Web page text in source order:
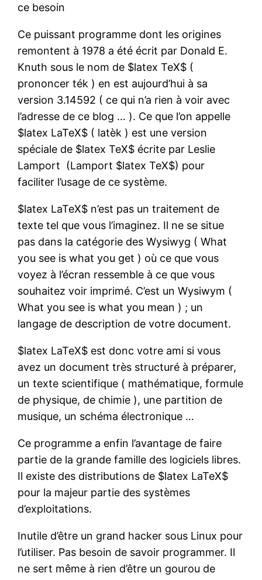
ce besoin
Ce puissant programme dont les origines
remontent à 1978 a été écrit par Donald E.
Knuth sous le nom de $latex TeX$ (
prononcer ték ) en est aujourd’hui à sa
version 3.14592 ( ce qui n’a rien à voir avec
l’adresse de ce blog … ). Ce que l’on appelle
$latex LaTeX$ ( latèk ) est une version
spéciale de $latex TeX$ écrite par Leslie
Lamport (Lamport $latex TeX$) pour
faciliter l’usage de ce système.
$latex LaTeX$ n’est pas un traitement de
texte tel que vous l’imaginez. Il ne se situe
pas dans la catégorie des Wysiwyg ( What
you see is what you get ) où ce que vous
voyez à l’écran ressemble à ce que vous
souhaitez voir imprimé. C’est un Wysiwym (
What you see is what you mean ) ; un
langage de description de votre document.
$latex LaTeX$ est donc votre ami si vous
avez un document très structuré à préparer,
un texte scientifique ( mathématique, formule
de physique, de chimie ), une partition de
musique, un schéma électronique …
Ce programme a enfin l’avantage de faire
partie de la grande famille des logiciels libres.
Il existe des distributions de $latex LaTeX$
pour la majeur partie des systèmes
d’exploitations.
Inutile d’être un grand hacker sous Linux pour
l’utiliser. Pas besoin de savoir programmer. Il
ne sert même à rien d’être un gourou de